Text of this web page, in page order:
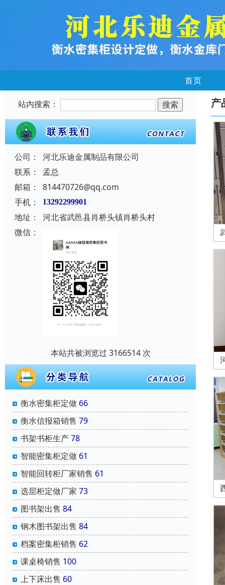
首页
站内搜索：
公司：
河北乐迪金属制品有限公司
联系：
孟总
邮箱：
814470726@qq.com
手机：
13292299901
地址：
河北省武邑县肖桥头镇肖桥头村
微信：
本站共被浏览过 3166514 次
衡水密集柜定做 66
衡水信报箱销售 79
书架书柜生产78
智能密集柜定做 61
智能回转柜厂家销售 61
选层柜定做厂家 73
图书架出售 84
钢木图书架出售 84
档案密集柜销售 62
课桌椅销售 100
上下床出售 60
产